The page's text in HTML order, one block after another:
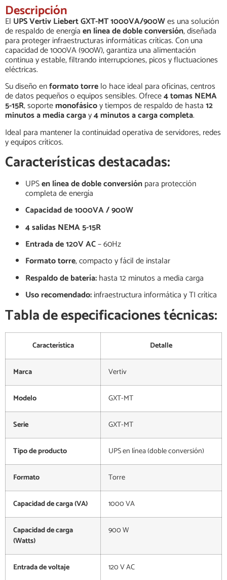
Descripción
El UPS Vertiv Liebert GXT-MT 1000VA/900Wes una solución
de respaldo de energíaen línea de doble conversión, diseñada
para proteger infraestructuras informáticas críticas. Con una
capacidad de 1000VA (900W), garantiza una alimentación
continua y estable, filtrando interrupciones, picos y fluctuaciones
eléctricas.
Su diseño enformato torrelo hace ideal para oficinas, centros
de datos pequeños o equipos sensibles. Ofrece4 tomas NEMA
5-15R, soportemonofásicoy tiempos de respaldo de hasta12
minutos a media cargay4 minutos a carga completa.
Ideal para mantener la continuidad operativa de servidores, redes
y equipos críticos.
Características destacadas:
UPSen línea de doble conversiónpara protección
completa de energía
Capacidad de 1000VA / 900W
4 salidas NEMA 5-15R
Entrada de 120V AC– 60Hz
Formato torre, compacto y fácil de instalar
Respaldo de batería:hasta 12 minutos a media carga
Uso recomendado:infraestructura informática y TI crítica
Tabla de especificaciones técnicas:
Característica Detalle
Marca Vertiv
Modelo GXT-MT
Serie GXT-MT
Tipo de producto UPS en línea (doble conversión)
Formato Torre
Capacidad de carga (VA) 1000 VA
Capacidad de carga
(Watts)
900 W
Entrada de voltaje 120 V AC